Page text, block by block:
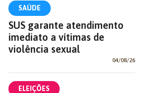
SAÚDE
SUS garante atendimento
imediato a vítimas de
violência sexual
04/08/26
ELEIÇÕES